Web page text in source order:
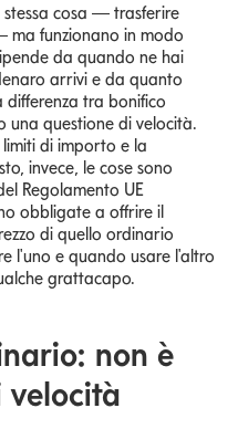
stessa cosa — trasferire
funzionano in modo
da quando ne hai
arrivi e da quanto
tra bonifico
una questione di velocità.
di importo e la
invece, le cose sono
Regolamento UE
obbligate a offrire il
di quello ordinario
l'uno e quando usare l'altro
grattacapo.
non è
velocità